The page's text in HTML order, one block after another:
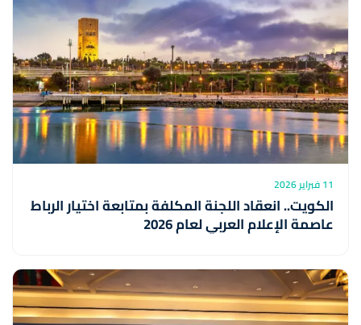
11 فبراير 2026
الكويت.. انعقاد اللجنة المكلفة بمتابعة اختيار الرباط
عاصمة الإعلام العربي لعام 2026